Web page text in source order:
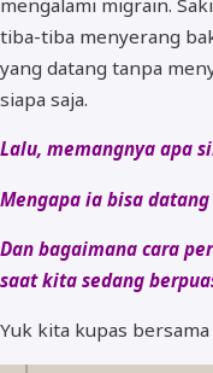
mengalami migrain.
tiba-tiba menyerang
yang datang tanpa
siapa saja.
Lalu, memangnya apa
Mengapa ia bisa
Dan bagaimana cara
saat kita sedang
Yuk kita kupas bersama